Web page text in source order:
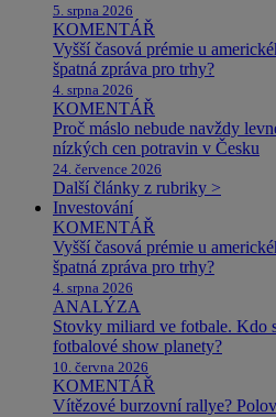
5. srpna 2026
KOMENTÁŘ
Vyšší časová prémie u
špatná zpráva pro trhy?
4. srpna 2026
KOMENTÁŘ
Proč máslo nebude navždy
nízkých cen potravin v Česku
24. července 2026
Další články z rubriky >
Investování
KOMENTÁŘ
Vyšší časová prémie u
špatná zpráva pro trhy?
4. srpna 2026
ANALÝZA
Stovky miliard ve fotbale. Kdo
fotbalové show planety?
10. června 2026
KOMENTÁŘ
Vítězové burzovní rallye?